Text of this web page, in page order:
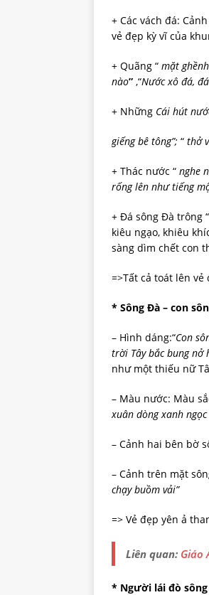
+ Các vách đá:
vẻ đẹp kỳ vĩ của
+ Quãng “ mặt ghềnh
nào” ,“Nước xô đá, đá
+ Những Cái hút
giếng bê tông”; “ thở
+ Thác nước “ nghe
rống lên như tiếng
+ Đá sông Đà trông “
kiêu ngạo, khiêu
sàng dìm chết con
=>Tất cả toát lên
* Sông Đà – con
– Hình dáng:“Con
trời Tây bắc bung nở
như một thiếu nữ
– Màu nước: Màu
xuân dòng xanh
– Cảnh hai bên bờ
– Cảnh trên mặt
chạy buồm vải”
=> Vẻ đẹp yên ả
Liên quan: Giáo
* Người lái đò